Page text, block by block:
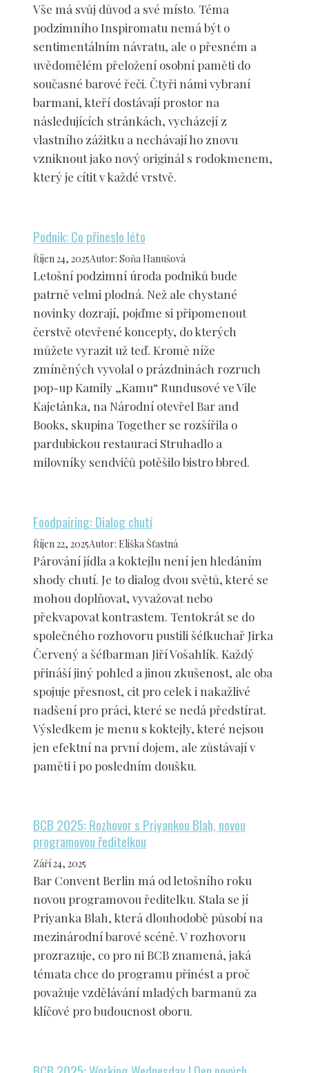
Vše má svůj důvod a své místo. Téma
podzimního Inspiromatu nemá být o
sentimentálním návratu, ale o přesném a
uvědomělém přeložení osobní paměti do
současné barové řeči. Čtyři námi vybraní
barmani, kteří dostávají prostor na
následujících stránkách, vycházejí z
vlastního zážitku a nechávají ho znovu
vzniknout jako nový originál s rodokmenem,
který je cítit v každé vrstvě.
Podnik: Co přineslo léto
Říjen 24, 2025Autor: Soňa Hanušová
Letošní podzimní úroda podniků bude
patrně velmi plodná. Než ale chystané
novinky dozrají, pojďme si připomenout
čerstvě otevřené koncepty, do kterých
můžete vyrazit už teď. Kromě níže
zmíněných vyvolal o prázdninách rozruch
pop-up Kamily „Kamu“ Rundusové ve Vile
Kajetánka, na Národní otevřel Bar and
Books, skupina Together se rozšířila o
pardubickou restauraci Struhadlo a
milovníky sendvičů potěšilo bistro bbred.
Foodpairing: Dialog chutí
Říjen 22, 2025Autor: Eliška Šťastná
Párování jídla a koktejlu není jen hledáním
shody chutí. Je to dialog dvou světů, které se
mohou doplňovat, vyvažovat nebo
překvapovat kontrastem. Tentokrát se do
společného rozhovoru pustili šéfkuchař Jirka
Červený a šéfbarman Jiří Vošahlík. Každý
přináší jiný pohled a jinou zkušenost, ale oba
spojuje přesnost, cit pro celek i nakažlivé
nadšení pro práci, které se nedá předstírat.
Výsledkem je menu s koktejly, které nejsou
jen efektní na první dojem, ale zůstávají v
paměti i po posledním doušku.
BCB 2025: Rozhovor s Priyankou Blah, novou
programovou ředitelkou
Září 24, 2025
Bar Convent Berlin má od letošního roku
novou programovou ředitelku. Stala se jí
Priyanka Blah, která dlouhodobě působí na
mezinárodní barové scéně. V rozhovoru
prozrazuje, co pro ni BCB znamená, jaká
témata chce do programu přinést a proč
považuje vzdělávání mladých barmanů za
klíčové pro budoucnost oboru.